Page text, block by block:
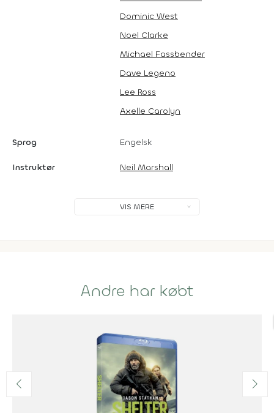
Dominic West
Noel Clarke
Michael Fassbender
Dave Legeno
Lee Ross
Axelle Carolyn
Sprog Engelsk
Instruktør Neil Marshall
VIS MERE
Andre har købt